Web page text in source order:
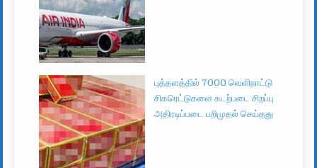
புத்தளத்தில் 7000 வெளிநாட்டு
சிகரெட்டுகளை கடற்படை சிறப்பு
அதிரடிப்படை பறிமுதல் செய்தது